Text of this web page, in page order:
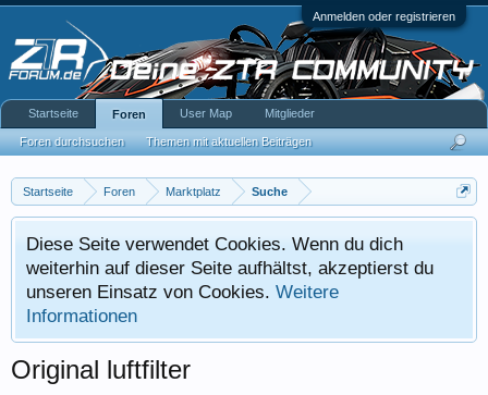
Anmelden oder registrieren
Startseite Foren Marktplatz Suche
Diese Seite verwendet Cookies. Wenn du dich
weiterhin auf dieser Seite aufhältst, akzeptierst du
unseren Einsatz von Cookies. Weitere
Informationen
Original luftfilter
Startseite Foren
Foren durchsuchen Themen mit aktuellen Beiträgen
User Map Mitglieder